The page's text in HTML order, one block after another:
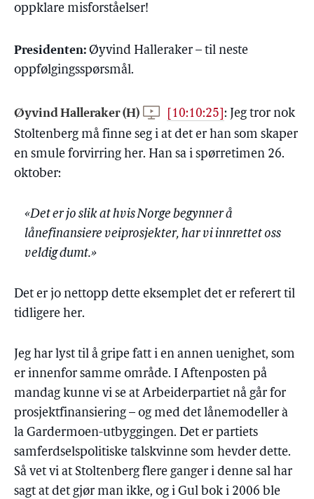
oppklare misforståelser!
Presidenten: Øyvind Halleraker – til neste
oppfølgingsspørsmål.
Øyvind Halleraker (H) [10:10:25] : Jeg tror nok
Stoltenberg må finne seg i at det er han som skaper
en smule forvirring her. Han sa i spørretimen 26.
oktober:
«Det er jo slik at hvis Norge begynner å
lånefinansiere veiprosjekter, har vi innrettet oss
veldig dumt.»
Det er jo nettopp dette eksemplet det er referert til
tidligere her.
Jeg har lyst til å gripe fatt i en annen uenighet, som
er innenfor samme område. I Aftenposten på
mandag kunne vi se at Arbeiderpartiet nå går for
prosjektfinansiering – og med det lånemodeller à
la Gardermoen-utbyggingen. Det er partiets
samferdselspolitiske talskvinne som hevder dette.
Så vet vi at Stoltenberg flere ganger i denne sal har
sagt at det gjør man ikke, og i Gul bok i 2006 ble